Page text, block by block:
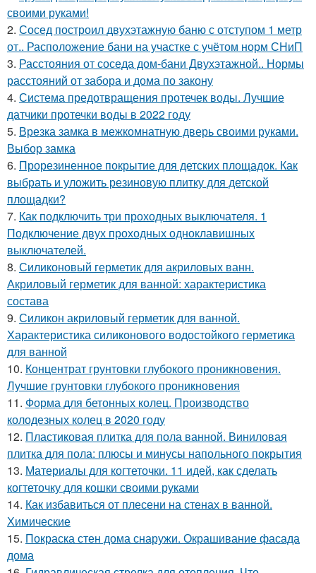
своими руками!
2. Сосед построил двухэтажную баню с отступом 1 метр
от.. Расположение бани на участке с учётом норм СНиП
3. Расстояния от соседа дом-бани Двухэтажной.. Нормы
расстояний от забора и дома по закону
4. Система предотвращения протечек воды. Лучшие
датчики протечки воды в 2022 году
5. Врезка замка в межкомнатную дверь своими руками.
Выбор замка
6. Прорезиненное покрытие для детских площадок. Как
выбрать и уложить резиновую плитку для детской
площадки?
7. Как подключить три проходных выключателя. 1
Подключение двух проходных одноклавишных
выключателей.
8. Силиконовый герметик для акриловых ванн.
Акриловый герметик для ванной: характеристика
состава
9. Силикон акриловый герметик для ванной.
Характеристика силиконового водостойкого герметика
для ванной
10. Концентрат грунтовки глубокого проникновения.
Лучшие грунтовки глубокого проникновения
11. Форма для бетонных колец. Производство
колодезных колец в 2020 году
12. Пластиковая плитка для пола ванной. Виниловая
плитка для пола: плюсы и минусы напольного покрытия
13. Материалы для когтеточки. 11 идей, как сделать
когтеточку для кошки своими руками
14. Как избавиться от плесени на стенах в ванной.
Химические
15. Покраска стен дома снаружи. Окрашивание фасада
дома